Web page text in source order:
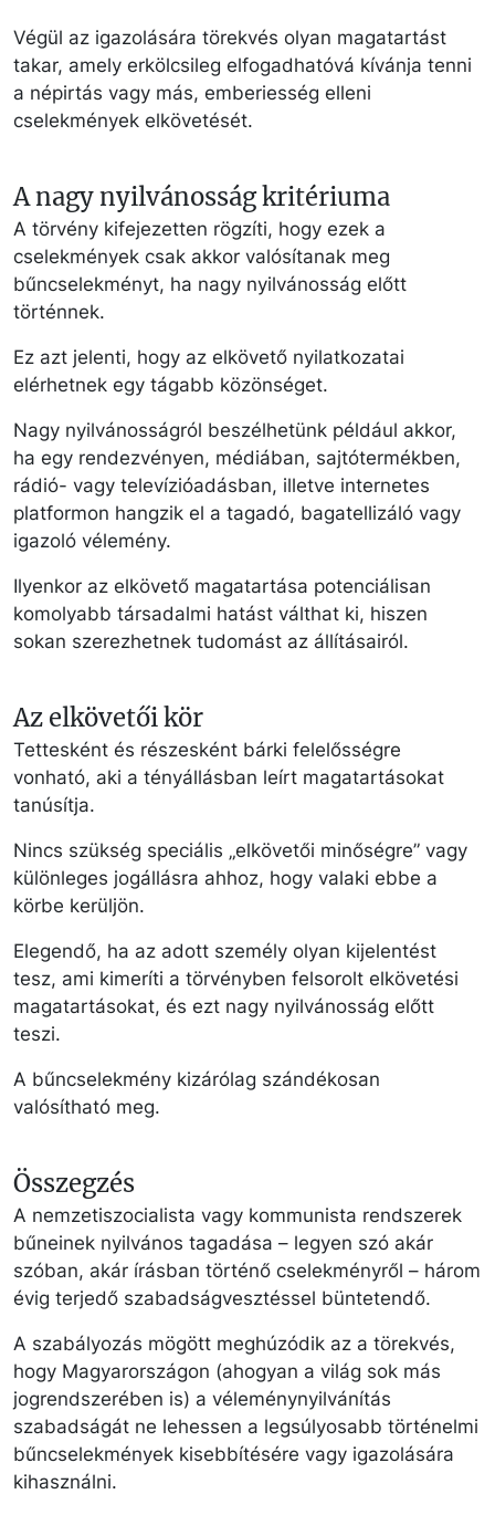
Végül az igazolására törekvés olyan magatartást
takar, amely erkölcsileg elfogadhatóvá kívánja tenni
a népirtás vagy más, emberiesség elleni
cselekmények elkövetését.
A nagy nyilvánosság kritériuma
A törvény kifejezetten rögzíti, hogy ezek a
cselekmények csak akkor valósítanak meg
bűncselekményt, ha nagy nyilvánosság előtt
történnek.
Ez azt jelenti, hogy az elkövető nyilatkozatai
elérhetnek egy tágabb közönséget.
Nagy nyilvánosságról beszélhetünk például akkor,
ha egy rendezvényen, médiában, sajtótermékben,
rádió- vagy televízióadásban, illetve internetes
platformon hangzik el a tagadó, bagatellizáló vagy
igazoló vélemény.
Ilyenkor az elkövető magatartása potenciálisan
komolyabb társadalmi hatást válthat ki, hiszen
sokan szerezhetnek tudomást az állításairól.
Az elkövetői kör
Tettesként és részesként bárki felelősségre
vonható, aki a tényállásban leírt magatartásokat
tanúsítja.
Nincs szükség speciális „elkövetői minőségre” vagy
különleges jogállásra ahhoz, hogy valaki ebbe a
körbe kerüljön.
Elegendő, ha az adott személy olyan kijelentést
tesz, ami kimeríti a törvényben felsorolt elkövetési
magatartásokat, és ezt nagy nyilvánosság előtt
teszi.
A bűncselekmény kizárólag szándékosan
valósítható meg.
Összegzés
A nemzetiszocialista vagy kommunista rendszerek
bűneinek nyilvános tagadása – legyen szó akár
szóban, akár írásban történő cselekményről – három
évig terjedő szabadságvesztéssel büntetendő.
A szabályozás mögött meghúzódik az a törekvés,
hogy Magyarországon (ahogyan a világ sok más
jogrendszerében is) a véleménynyilvánítás
szabadságát ne lehessen a legsúlyosabb történelmi
bűncselekmények kisebbítésére vagy igazolására
kihasználni.